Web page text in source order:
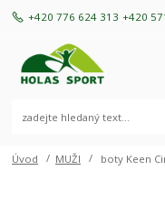
+420 776 624 313 +420
Úvod MUŽI boty Keen